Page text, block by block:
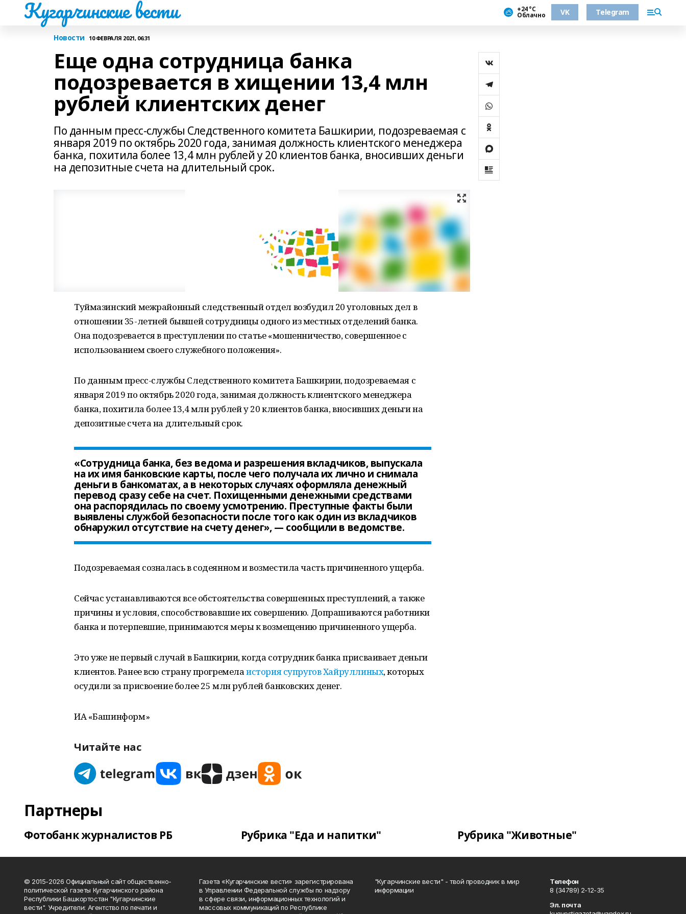
Кугарчинские вести +24 °С
Облачно VK Telegram
Новости 10 ФЕВРАЛЯ 2021, 06:31
Еще одна сотрудница банка
подозревается в хищении 13,4 млн
рублей клиентских денег
По данным пресс-службы Следственного комитета Башкирии, подозреваемая с
января 2019 по октябрь 2020 года, занимая должность клиентского менеджера
банка, похитила более 13,4 млн рублей у 20 клиентов банка, вносивших деньги
на депозитные счета на длительный срок.
Туймазинский межрайонный следственный отдел возбудил 20 уголовных дел в
отношении 35-летней бывшей сотрудницы одного из местных отделений банка.
Она подозревается в преступлении по статье «мошенничество, совершенное с
использованием своего служебного положения».
По данным пресс-службы Следственного комитета Башкирии, подозреваемая с
января 2019 по октябрь 2020 года, занимая должность клиентского менеджера
банка, похитила более 13,4 млн рублей у 20 клиентов банка, вносивших деньги на
депозитные счета на длительный срок.
«Сотрудница банка, без ведома и разрешения вкладчиков, выпускала
на их имя банковские карты, после чего получала их лично и снимала
деньги в банкоматах, а в некоторых случаях оформляла денежный
перевод сразу себе на счет. Похищенными денежными средствами
она распорядилась по своему усмотрению. Преступные факты были
выявлены службой безопасности после того как один из вкладчиков
обнаружил отсутствие на счету денег», — сообщили в ведомстве.
Подозреваемая созналась в содеянном и возместила часть причиненного ущерба.
Сейчас устанавливаются все обстоятельства совершенных преступлений, а также
причины и условия, способствовавшие их совершению. Допрашиваются работники
банка и потерпевшие, принимаются меры к возмещению причиненного ущерба.
Это уже не первый случай в Башкирии, когда сотрудник банка присваивает деньги
клиентов. Ранее всю страну прогремелаистория супругов Хайруллиных, которых
осудили за присвоение более 25 млн рублей банковских денег.
ИА «Башинформ»
Читайте нас
Партнеры
Фотобанк журналистов РБ Рубрика "Еда и напитки" Рубрика "Животные"
© 2015-2026 Официальный сайт общественно-
политической газеты Кугарчинского района
Республики Башкортостан "Кугарчинские
вести". Учредители: Агентство по печати и
Газета «Кугарчинские вести» зарегистрирована
в Управлении Федеральной службы по надзору
в сфере связи, информационных технологий и
массовых коммуникаций по Республике
"Кугарчинские вести" - твой проводник в мир
информации
Телефон
8 (34789) 2-12-35
Эл. почта